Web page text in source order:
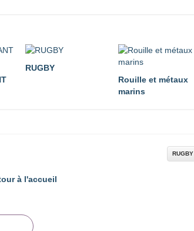
RUGBY
Rouille et métaux
marins
RUGBY
à l'accueil